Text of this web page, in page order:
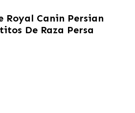
Royal Canin Persian
De Raza Persa